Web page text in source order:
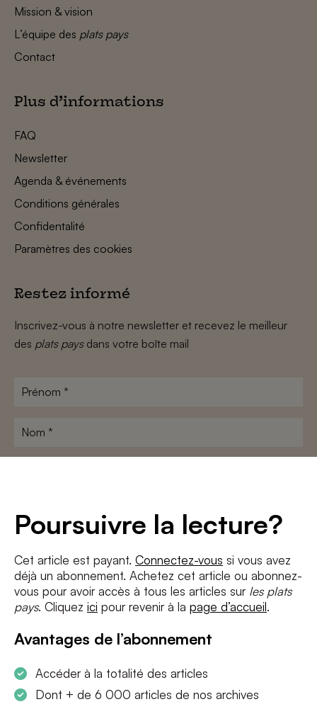
Poursuivre la lecture?
Cet article est payant. Connectez-vous si vous avez
déjà un abonnement. Achetez cet article ou abonnez-
vous pour avoir accès à tous les articles sur les plats
pays. Cliquez ici pour revenir à la page d’accueil.
Avantages de l’abonnement
Accéder à la totalité des articles
Dont + de 6 000 articles de nos archives
Mission & vision
L’équipe des plats pays
Contact
Plus d’informations
FAQ
Newsletter
Agenda & événements
Conditions générales
Confidentalité
Paramètres des cookies
Restez informé
Inscrivez-vous à notre newsletter et recevez le meilleur
des plats paysdans votre boîte mail
Prénom
Nom
J'accepte les termes et conditions etla politique de confidentialité
S'INSCRIRE